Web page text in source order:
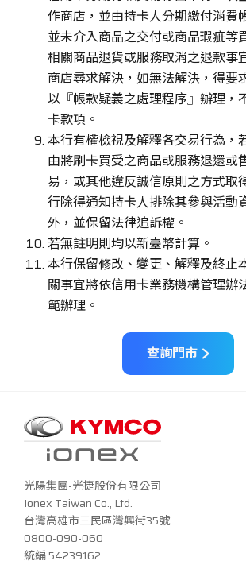
作商店，並由持卡人分期繳付消費
並未介入商品之交付或商品瑕疵等
相關商品退貨或服務取消之退款事
商店尋求解決，如無法解決，得要
以『帳款疑義之處理程序』辦理，
卡款項。
本行有權檢視及解釋各交易行為，
由將刷卡買受之商品或服務退還或
易，或其他違反誠信原則之方式取
行除得通知持卡人排除其參與活動
外，並保留法律追訴權。
若無註明則均以新臺幣計算。
本行保留修改、變更、解釋及終止
關事宜將依信用卡業務機構管理辦
範辦理。
查詢門市
光陽集團-光捷股份有限公司
Ionex Taiwan Co., Ltd.
台灣高雄市三民區灣興街35號
0800-090-060
統編 54239162